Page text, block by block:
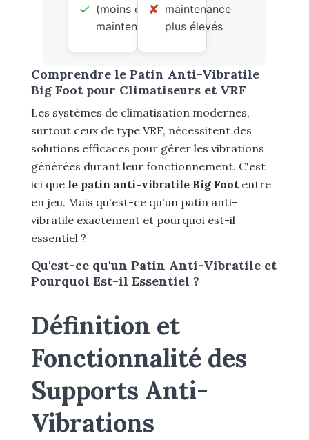
✓ (moins de
maintenance)
✘ maintenance
plus élevés
Comprendre le Patin Anti-Vibratile
Big Foot pour Climatiseurs et VRF
Les systèmes de climatisation modernes,
surtout ceux de type VRF, nécessitent des
solutions efficaces pour gérer les vibrations
générées durant leur fonctionnement. C'est
ici que le patin anti-vibratile Big Foot entre
en jeu. Mais qu'est-ce qu'un patin anti-
vibratile exactement et pourquoi est-il
essentiel ?
Qu'est-ce qu'un Patin Anti-Vibratile et
Pourquoi Est-il Essentiel ?
Définition et
Fonctionnalité des
Supports Anti-
Vibrations